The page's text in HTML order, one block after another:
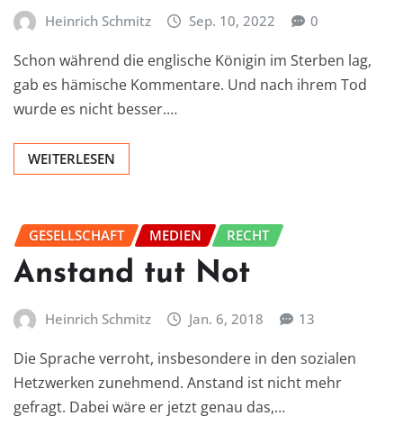
Heinrich Schmitz Sep. 10, 2022 0
Schon während die englische Königin im Sterben lag,
gab es hämische Kommentare. Und nach ihrem Tod
wurde es nicht besser.…
WEITERLESEN
GESELLSCHAFT MEDIEN RECHT
Anstand tut Not
Heinrich Schmitz Jan. 6, 2018 13
Die Sprache verroht, insbesondere in den sozialen
Hetzwerken zunehmend. Anstand ist nicht mehr
gefragt. Dabei wäre er jetzt genau das,…